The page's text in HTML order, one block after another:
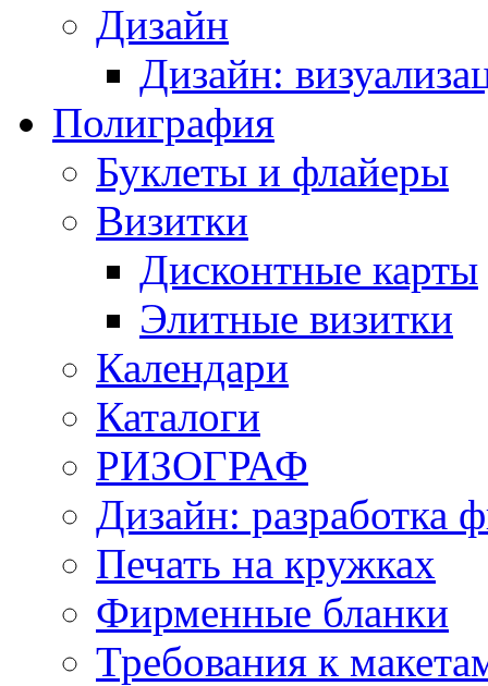
Дизайн
Дизайн:
Полиграфия
Буклеты и флайеры
Визитки
Дисконтные карты
Элитные визитки
Календари
Каталоги
РИЗОГРАФ
Дизайн: разработка
Печать на кружках
Фирменные бланки
Требования к